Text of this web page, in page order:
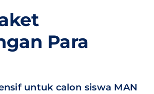
Para
untuk calon siswa MAN